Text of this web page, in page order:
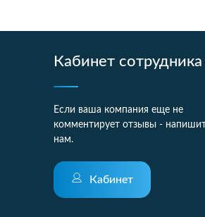
Кабинет
Если ваша компания еще не
комментирует отзывы -
нам.
Кабинет